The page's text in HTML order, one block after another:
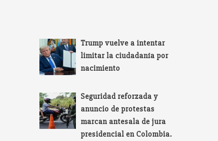
Trump vuelve a intentar
limitar la ciudadanía por
nacimiento
Seguridad reforzada y
anuncio de protestas
marcan antesala de jura
presidencial en Colombia.